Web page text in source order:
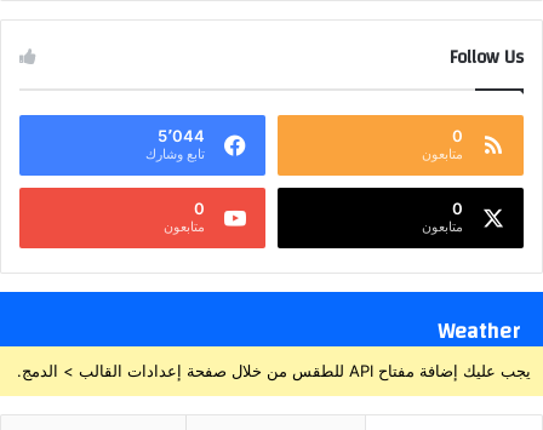
Follow Us
0
متابعون
5٬044
تابع وشارك
0
متابعون
0
متابعون
Weather
يجب عليك إضافة مفتاح API للطقس من خلال صفحة إعدادات القالب > الدمج.